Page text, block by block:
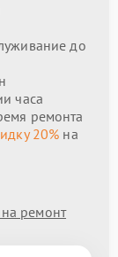
до
часа
ремонта
20% на
ремонт